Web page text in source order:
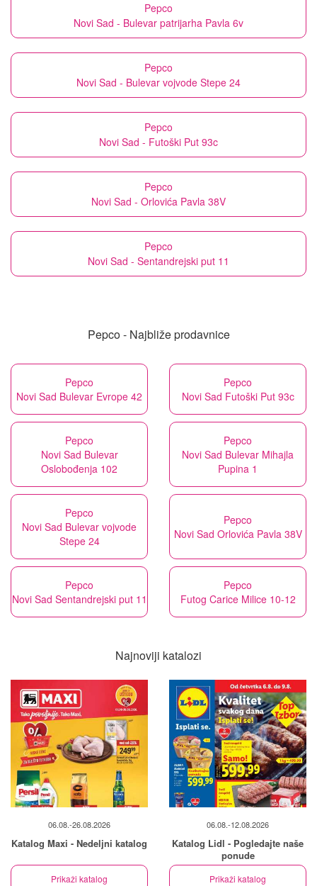
Pepco
Novi Sad - Bulevar patrijarha Pavla 6v
Pepco
Novi Sad - Bulevar vojvode Stepe 24
Pepco
Novi Sad - Futoški Put 93c
Pepco
Novi Sad - Orlovića Pavla 38V
Pepco
Novi Sad - Sentandrejski put 11
Pepco - Najbliže prodavnice
Pepco
Novi Sad Bulevar Evrope 42
Pepco
Novi Sad Futoški Put 93c
Pepco
Novi Sad Bulevar
Oslobođenja 102
Pepco
Novi Sad Bulevar Mihajla
Pupina 1
Pepco
Novi Sad Bulevar vojvode
Stepe 24
Pepco
Novi Sad Orlovića Pavla 38V
Pepco
Novi Sad Sentandrejski put 11
Pepco
Futog Carice Milice 10-12
Najnoviji katalozi
06.08.-26.08.2026
Katalog Maxi - Nedeljni katalog
Prikaži katalog
06.08.-12.08.2026
Katalog Lidl - Pogledajte naše
ponude
Prikaži katalog